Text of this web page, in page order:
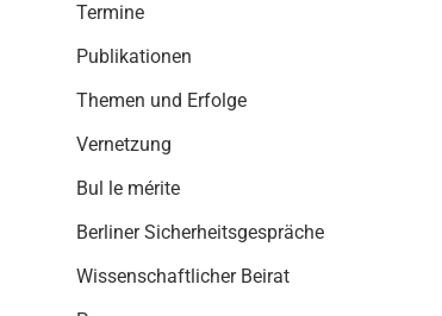
Termine
Publikationen
Themen und Erfolge
Vernetzung
Bul le mérite
Berliner Sicherheitsgespräche
Wissenschaftlicher Beirat